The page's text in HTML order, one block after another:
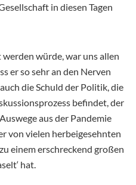
in diesen Tagen
würde, war uns allen
er so sehr an den Nerven
die Schuld der Politik, die
befindet, der
aus der Pandemie
von vielen herbeigesehnten
einem erschreckend großen
hat.